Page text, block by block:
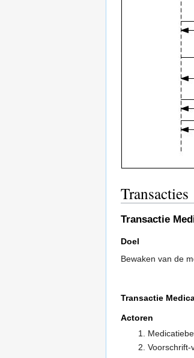
Transacties
Transactie
Doel
Bewaken van de
Transactie
Actoren
Voorschrift-